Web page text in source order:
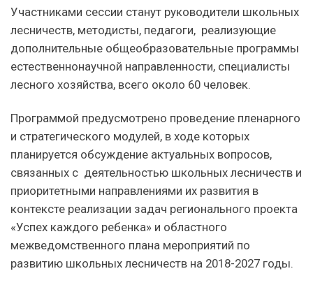
Участниками сессии станут руководители школьных
лесничеств, методисты, педагоги, реализующие
дополнительные общеобразовательные программы
естественнонаучной направленности, специалисты
лесного хозяйства, всего около 60 человек.
Программой предусмотрено проведение пленарного
и стратегического модулей, в ходе которых
планируется обсуждение актуальных вопросов,
связанных с деятельностью школьных лесничеств и
приоритетными направлениями их развития в
контексте реализации задач регионального проекта
«Успех каждого ребенка» и областного
межведомственного плана мероприятий по
развитию школьных лесничеств на 2018-2027 годы.